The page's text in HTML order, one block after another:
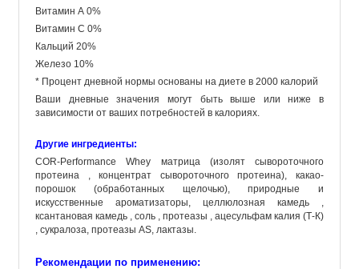
Витамин А 0%
Витамин С 0%
Кальций 20%
Железо 10%
* Процент дневной нормы основаны на диете в 2000 калорий
Ваши дневные значения могут быть выше или ниже в
зависимости от ваших потребностей в калориях.
Другие ингредиенты:
COR-Performance Whey матрица (изолят сывороточного
протеина , концентрат сывороточного протеина), какао-
порошок (обработанных щелочью), природные и
искусственные ароматизаторы, целлюлозная камедь ,
ксантановая камедь , соль , протеазы , ацесульфам калия (Т-К)
, сукралоза, протеазы AS, лактазы.
Рекомендации по применению: